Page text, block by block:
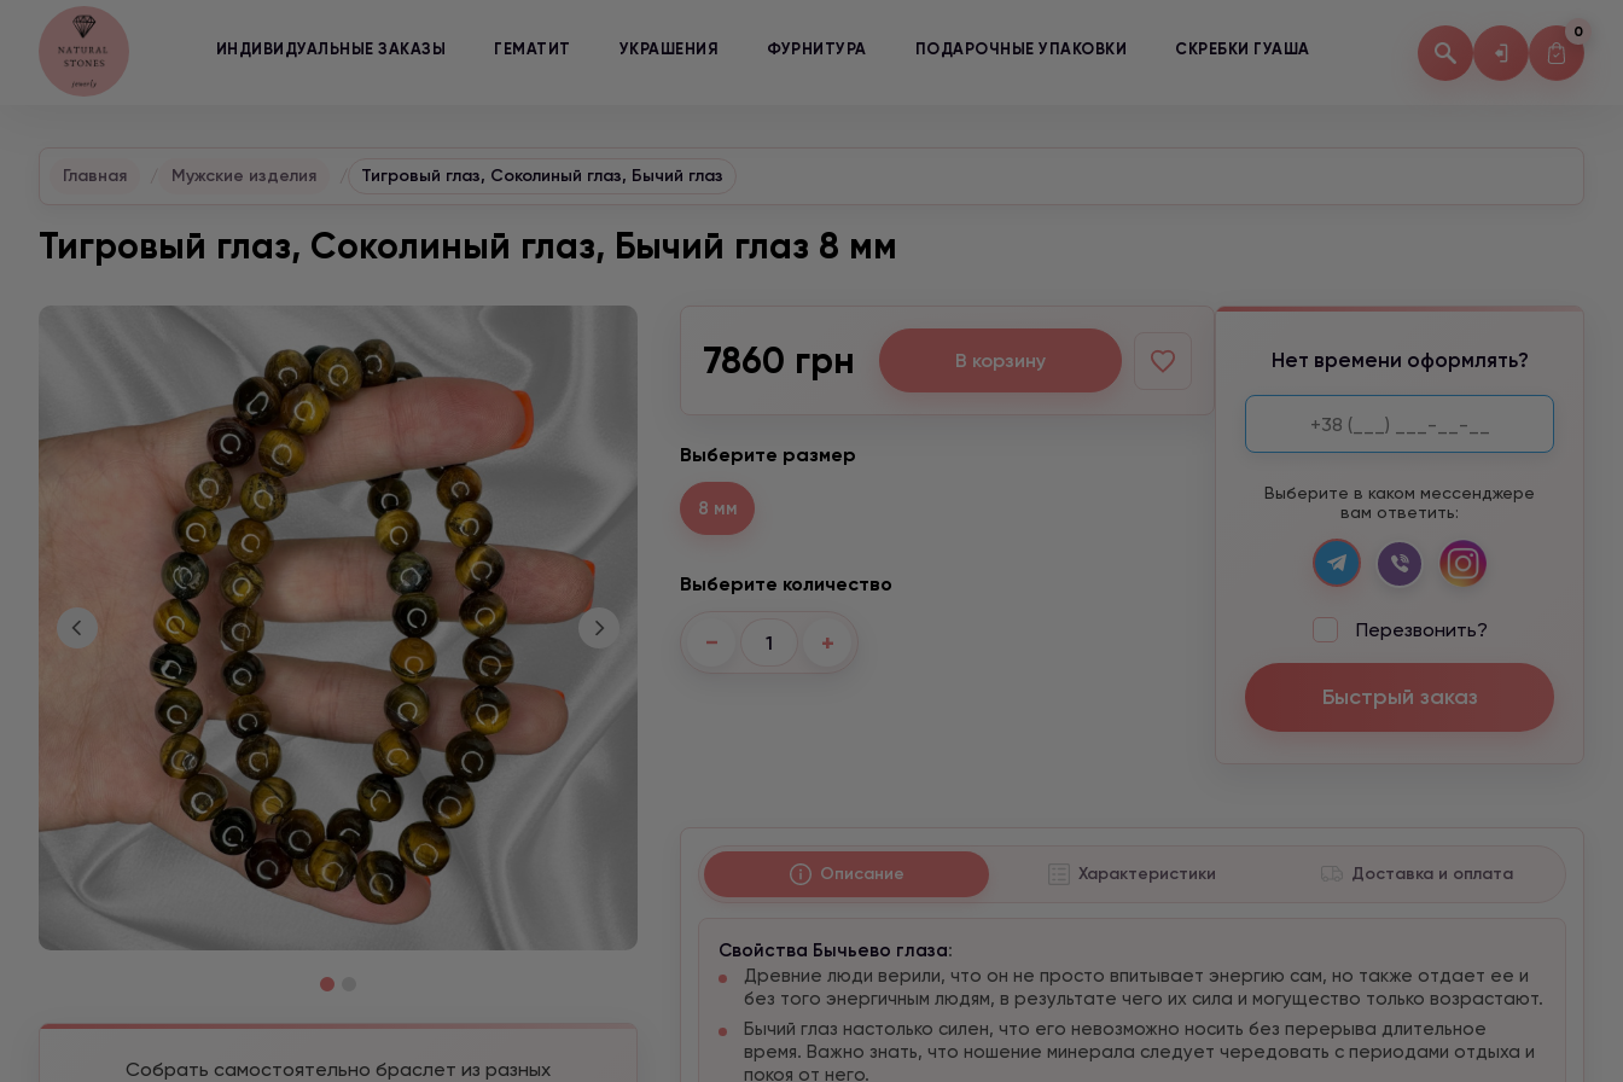
ИНДИВИДУАЛЬНЫЕ ЗАКАЗЫ ГЕМАТИТ УКРАШЕНИЯ ФУРНИТУРА ПОДАРОЧНЫЕ УПАКОВКИ СКРЕБКИ ГУАША
0
Главная Мужские изделия Тигровый глаз, Соколиный глаз, Бычий глаз
Тигровый глаз, Соколиный глаз, Бычий глаз 8 мм
Собрать самостоятельно браслет из разных
7860 грн В корзину
Выберите размер
8 мм
Выберите количество
− +
Нет времени оформлять?
Выберите в каком мессенджере
вам ответить:
Перезвонить?
Быстрый заказ
Описание Характеристики Доставка и оплата
Свойства Бычьево глаза:
Древние люди верили, что он не просто впитывает энергию сам, но также отдает ее и
без того энергичным людям, в результате чего их сила и могущество только возрастают.
Бычий глаз настолько силен, что его невозможно носить без перерыва длительное
время. Важно знать, что ношение минерала следует чередовать с периодами отдыха и
покоя от него.